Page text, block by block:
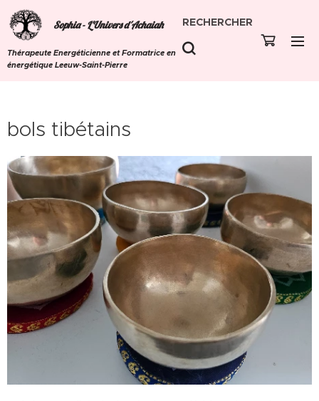
Sophia - L'Univers d'Achaiah
Thérapeute Energéticienne et Formatrice en
énergétique Leeuw-Saint-Pierre
RECHERCHER
bols tibétains